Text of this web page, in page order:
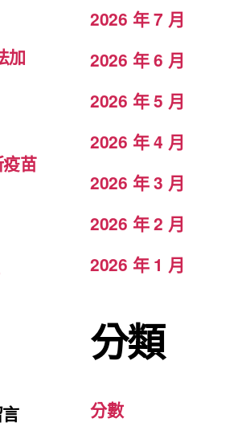
加
苗
2026 年 7 月
2026 年 6 月
2026 年 5 月
2026 年 4 月
2026 年 3 月
2026 年 2 月
2026 年 1 月
分類
分數